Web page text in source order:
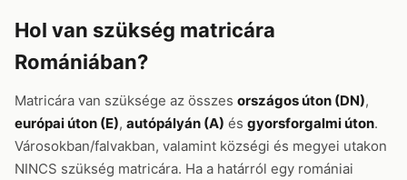
Hol van szükség matricára
Romániában?
Matricára van szüksége az összes országos úton (DN),
európai úton (E), autópályán (A) és gyorsforgalmi úton.
Városokban/falvakban, valamint községi és megyei utakon
NINCS szükség matricára. Ha a határról egy romániai